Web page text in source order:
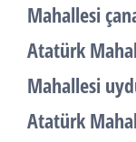
Mahallesi
Atatürk
Mahallesi
Atatürk